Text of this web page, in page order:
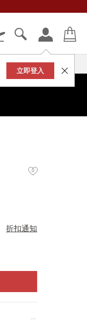
立即登入
折扣通知